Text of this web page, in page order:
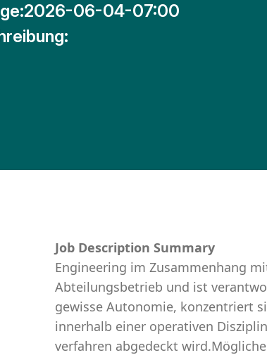
2026-06-04-07:00
Job Description Summary
Engineering im Zusammenhang
Abteilungsbetrieb und ist
gewisse Autonomie, konzentriert
innerhalb einer operativen
verfahren abgedeckt